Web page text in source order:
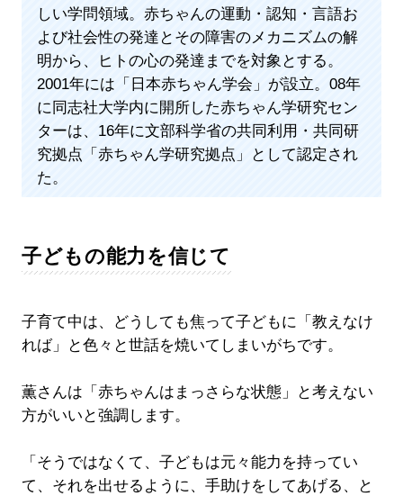
しい学問領域。赤ちゃんの運動・認知・言語お
よび社会性の発達とその障害のメカニズムの解
明から、ヒトの心の発達までを対象とする。
2001年には「日本赤ちゃん学会」が設立。08年
に同志社大学内に開所した赤ちゃん学研究セン
ターは、16年に文部科学省の共同利用・共同研
究拠点「赤ちゃん学研究拠点」として認定され
た。
子どもの能力を信じて
子育て中は、どうしても焦って子どもに「教えなけ
れば」と色々と世話を焼いてしまいがちです。
薫さんは「赤ちゃんはまっさらな状態」と考えない
方がいいと強調します。
「そうではなくて、子どもは元々能力を持ってい
て、それを出せるように、手助けをしてあげる、と